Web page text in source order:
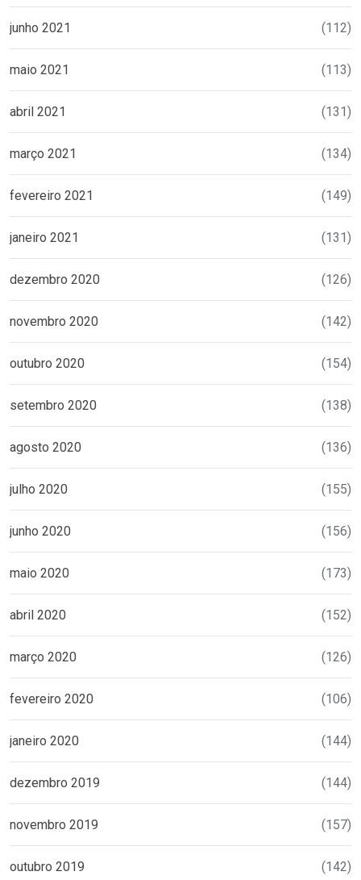
junho 2021 (112)
maio 2021 (113)
abril 2021 (131)
março 2021 (134)
fevereiro 2021 (149)
janeiro 2021 (131)
dezembro 2020 (126)
novembro 2020 (142)
outubro 2020 (154)
setembro 2020 (138)
agosto 2020 (136)
julho 2020 (155)
junho 2020 (156)
maio 2020 (173)
abril 2020 (152)
março 2020 (126)
fevereiro 2020 (106)
janeiro 2020 (144)
dezembro 2019 (144)
novembro 2019 (157)
outubro 2019 (142)